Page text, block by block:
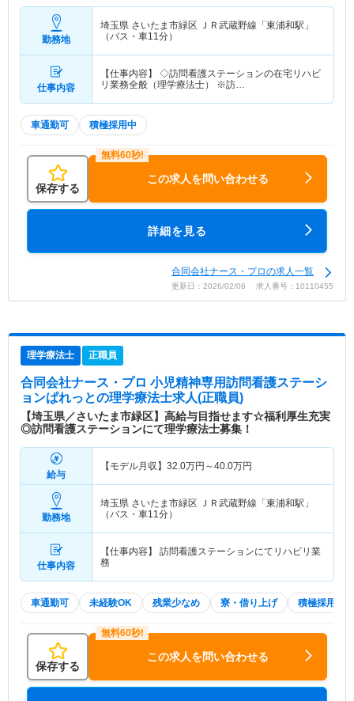
勤務地
埼玉県 さいたま市緑区 ＪＲ武蔵野線「東浦和駅」
（バス・車11分）
仕事内容
【仕事内容】 ◇訪問看護ステーションの在宅リハビ
リ業務全般（理学療法士） ※訪…
車通勤可 積極採用中
保存する
この求人を問い合わせる
詳細を見る
合同会社ナース・プロの求人一覧
更新日：2026/02/06 求人番号：10110455
理学療法士 正職員
合同会社ナース・プロ 小児精神専用訪問看護ステーシ
ョンぱれっとの理学療法士求人(正職員)
【埼玉県／さいたま市緑区】高給与目指せます☆福利厚生充実
◎訪問看護ステーションにて理学療法士募集！
給与
【モデル月収】 32.0万円～40.0万円
勤務地
埼玉県 さいたま市緑区 ＪＲ武蔵野線「東浦和駅」
（バス・車11分）
仕事内容
【仕事内容】 訪問看護ステーションにてリハビリ業
務
車通勤可 未経験OK 残業少なめ 寮・借り上げ 積極採用中
保存する
この求人を問い合わせる